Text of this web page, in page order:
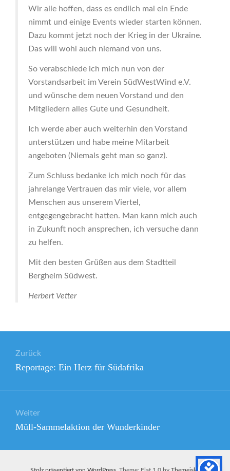
Wir alle hoffen, dass es endlich mal ein Ende
nimmt und einige Events wieder starten können.
Dazu kommt jetzt noch der Krieg in der Ukraine.
Das will wohl auch niemand von uns.
So verabschiede ich mich nun von der
Vorstandsarbeit im Verein SüdWestWind e.V.
und wünsche dem neuen Vorstand und den
Mitgliedern alles Gute und Gesundheit.
Ich werde aber auch weiterhin den Vorstand
unterstützen und habe meine Mitarbeit
angeboten (Niemals geht man so ganz).
Zum Schluss bedanke ich mich noch für das
jahrelange Vertrauen das mir viele, vor allem
Menschen aus unserem Viertel,
entgegengebracht hatten. Man kann mich auch
in Zukunft noch ansprechen, ich versuche dann
zu helfen.
Mit den besten Grüßen aus dem Stadtteil
Bergheim Südwest.
Herbert Vetter
Zurück
Vorheriger
Reportage: Ein Herz für Südafrika
Weiter
Nächster
Müll-Sammelaktion der Wunderkinder